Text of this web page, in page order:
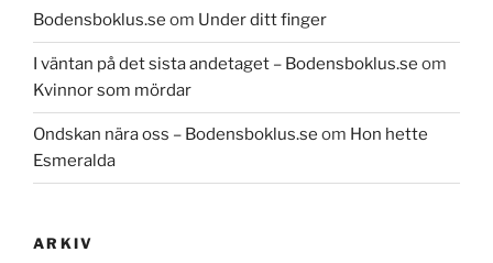
Bodensboklus.se om Under ditt finger
I väntan på det sista andetaget – Bodensboklus.se om
Kvinnor som mördar
Ondskan nära oss – Bodensboklus.se om Hon hette
Esmeralda
ARKIV